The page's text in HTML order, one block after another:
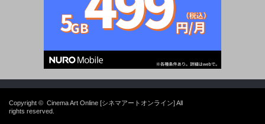
Copyright © Cinema Art Online [シネマアートオンライン]All
rights reserved.